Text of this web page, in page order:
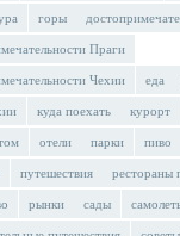
горы
Праги
Чехии еда
куда поехать курорт
отели парки пиво
путешествия рестораны
рынки сады